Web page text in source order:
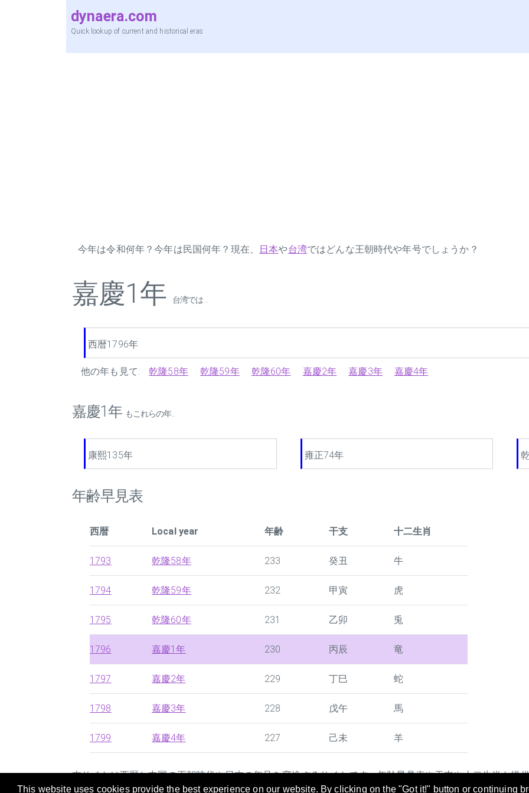
This website uses cookies provide the best experience on our website. By clicking on the "Got it!" button or continuing
dynaera.com
Quick lookup of current and historical eras
今年は令和何年？今年は民国何年？現在、 日本や台湾ではどんな王朝時代や年号でしょうか？
嘉慶1年 台湾では ...
西暦1796年
他の年も見て: 乾隆58年 乾隆59年 乾隆60年 嘉慶2年 嘉慶3年 嘉慶4年
嘉慶1年 もこれらの年...
康熙135年 雍正74年
年齢早見表
西暦 Local year 年齢 干支 十二生肖
1793 乾隆58年 233 癸丑 牛
1794 乾隆59年 232 甲寅 虎
1795 乾隆60年 231 乙卯 兎
1796 嘉慶1年 230 丙辰 竜
1797 嘉慶2年 229 丁巳 蛇
1798 嘉慶3年 228 戊午 馬
1799 嘉慶4年 227 己未 羊
本サイトは西暦と中国の王朝時代や日本の年号を変換するサイトです。年齢早見表や干支や十二生肖も提
ールです。